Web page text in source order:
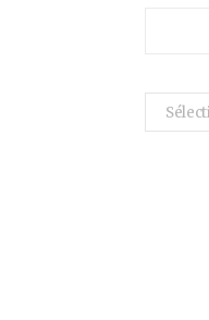
Archives